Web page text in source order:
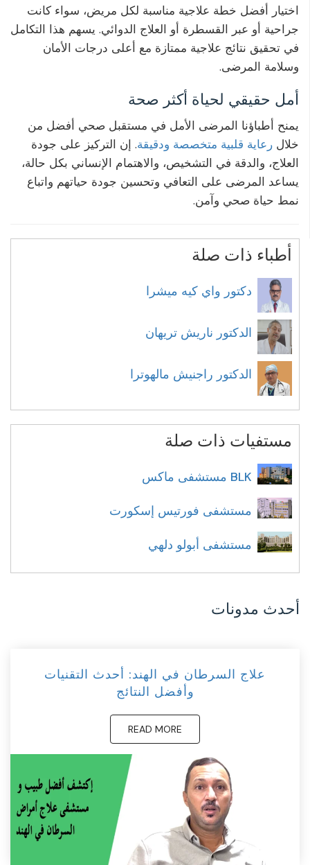
اختيار أفضل خطة علاجية مناسبة لكل مريض، سواء كانت
جراحية أو عبر القسطرة أو العلاج الدوائي. يسهم هذا التكامل
في تحقيق نتائج علاجية ممتازة مع أعلى درجات الأمان
وسلامة المرضى.
أمل حقيقي لحياة أكثر صحة
يمنح أطباؤنا المرضى الأمل في مستقبل صحي أفضل من
خلال رعاية قلبية متخصصة ودقيقة. إن التركيز على جودة
العلاج، والدقة في التشخيص، والاهتمام الإنساني بكل حالة،
يساعد المرضى على التعافي وتحسين جودة حياتهم واتباع
نمط حياة صحي وآمن.
أطباء ذات صلة
دكتور واي كيه ميشرا
الدكتور ناريش تريهان
الدكتور راجنيش مالهوترا
مستفيات ذات صلة
BLK مستشفى ماكس
مستشفى فورتيس إسكورت
مستشفى أبولو دلهي
أحدث مدونات
علاج السرطان في الهند: أحدث التقنيات
وأفضل النتائج
READ MORE